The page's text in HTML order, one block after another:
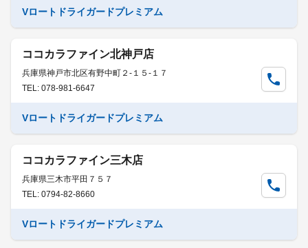
Vロートドライガードプレミアム
ココカラファイン北神戸店
兵庫県神戸市北区有野中町２-１５-１７
TEL: 078-981-6647
Vロートドライガードプレミアム
ココカラファイン三木店
兵庫県三木市平田７５７
TEL: 0794-82-8660
Vロートドライガードプレミアム